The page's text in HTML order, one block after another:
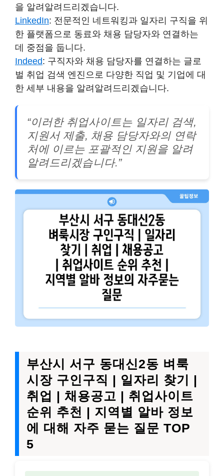
을 알려알려드리겠습니다.
LinkedIn: 전문적인 네트워킹과 일자리 구직을 위
한 플랫폼으로 동료와 채용 담당자와 연결하는
데 중점을 둡니다.
Indeed: 구직자와 채용 담당자를 연결하는 글로
벌 취업 검색 엔진으로 다양한 직업 및 기업에 대
한 세부 내용을 알려알려드리겠습니다.
“이러한 취업사이트는 일자리 검색,
지원서 제출, 채용 담당자와의 연락
처에 이르는 포괄적인 지원을 알려
알려드리겠습니다.”
부산시 서구 동대신2동 벼룩
시장 구인구직 | 일자리 찾기 |
취업 | 채용공고 | 취업사이트
순위 추천 | 지역별 알바 정보
에 대해 자주 묻는 질문 TOP
5